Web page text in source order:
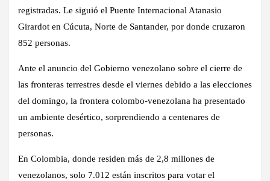
registradas. Le siguió el Puente Internacional Atanasio
Girardot en Cúcuta, Norte de Santander, por donde cruzaron
852 personas.
Ante el anuncio del Gobierno venezolano sobre el cierre de
las fronteras terrestres desde el viernes debido a las elecciones
del domingo, la frontera colombo-venezolana ha presentado
un ambiente desértico, sorprendiendo a centenares de
personas.
En Colombia, donde residen más de 2,8 millones de
venezolanos, solo 7.012 están inscritos para votar el